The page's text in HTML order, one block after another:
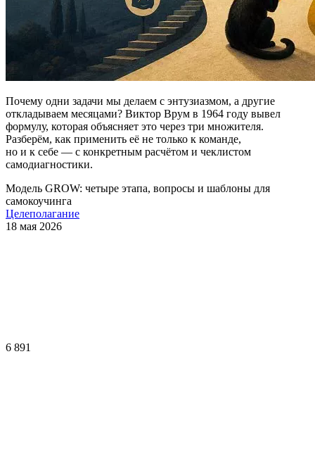
Почему одни задачи мы делаем с энтузиазмом, а другие
откладываем месяцами? Виктор Врум в 1964 году вывел
формулу, которая объясняет это через три множителя.
Разберём, как применить её не только к команде,
но и к себе — с конкретным расчётом и чеклистом
самодиагностики.
Модель GROW: четыре этапа, вопросы и шаблоны для
самокоучинга
Целеполагание
18 мая 2026
6 891